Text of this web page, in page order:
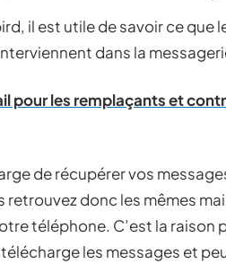
il est utile de savoir ce que
dans la
pour les remplaçants et
de récupérer vos
donc les mêmes
téléphone. C’est la raison
les messages et